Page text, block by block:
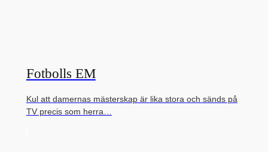
Fotbolls EM
Kul att damernas mästerskap är lika stora och sänds på
TV precis som herra…